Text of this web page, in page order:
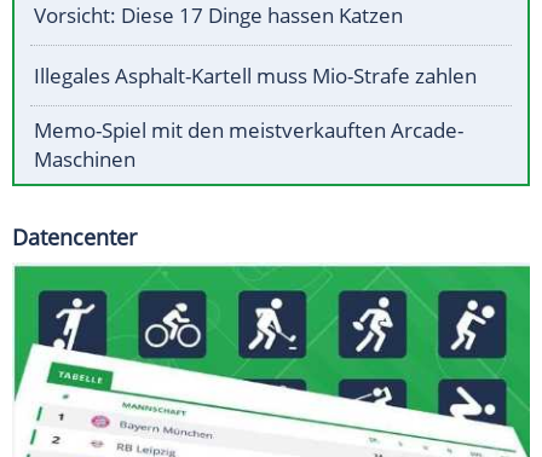
Vorsicht: Diese 17 Dinge hassen Katzen
Illegales Asphalt-Kartell muss Mio-Strafe zahlen
Memo-Spiel mit den meistverkauften Arcade-
Maschinen
Datencenter